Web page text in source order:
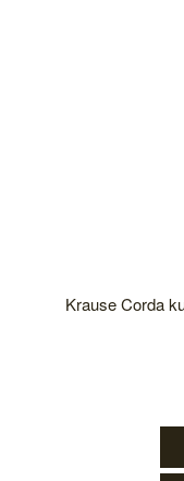
Krause Corda